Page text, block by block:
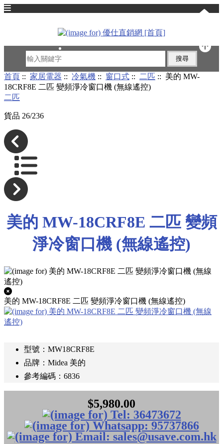
首頁 :: 家居電器 :: 冷氣機 :: 窗口式 :: 二匹 :: 美的 MW-
18CRF8E 二匹 變頻淨冷窗口機 (無線遙控)
二匹
貨品 26/236
美的 MW-18CRF8E 二匹 變頻
淨冷窗口機 (無線遙控)
美的 MW-18CRF8E 二匹 變頻淨冷窗口機 (無線遙控)
型號：MW18CRF8E
品牌：Midea 美的
參考編碼：6836
$5,980.00